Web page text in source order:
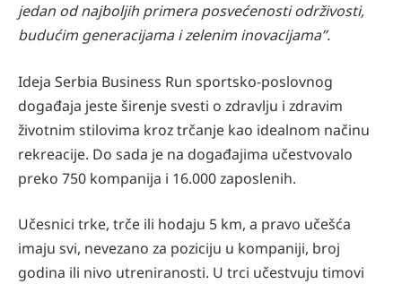
jedan od najboljih primera posvećenosti održivosti,
budućim generacijama i zelenim inovacijama”.
Ideja Serbia Business Run sportsko-poslovnog
događaja jeste širenje svesti o zdravlju i zdravim
životnim stilovima kroz trčanje kao idealnom načinu
rekreacije. Do sada je na događajima učestvovalo
preko 750 kompanija i 16.000 zaposlenih.
Učesnici trke, trče ili hodaju 5 km, a pravo učešća
imaju svi, nevezano za poziciju u kompaniji, broj
godina ili nivo utreniranosti. U trci učestvuju timovi